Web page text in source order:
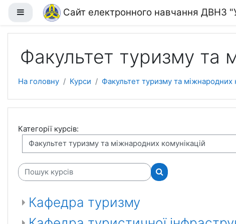
Перейти до головного вмісту
Бокова панельСайт електронного навчання ДВНЗ
Факультет туризму та
На головну Курси Факультет туризму та міжнародних
Категорії курсів:
Пошук курсів
Пошук курсів
Кафедра туризму